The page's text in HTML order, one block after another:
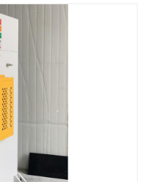
伺服压力机-电子压力机
精密伺服压力机